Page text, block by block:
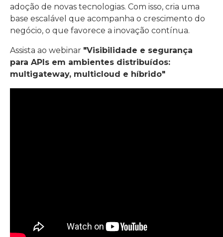
adoção de novas tecnologias. Com isso, cria uma
base escalável que acompanha o crescimento do
negócio, o que favorece a inovação contínua.
Assista ao webinar "Visibilidade e segurança
para APIs em ambientes distribuídos:
multigateway, multicloud e híbrido"